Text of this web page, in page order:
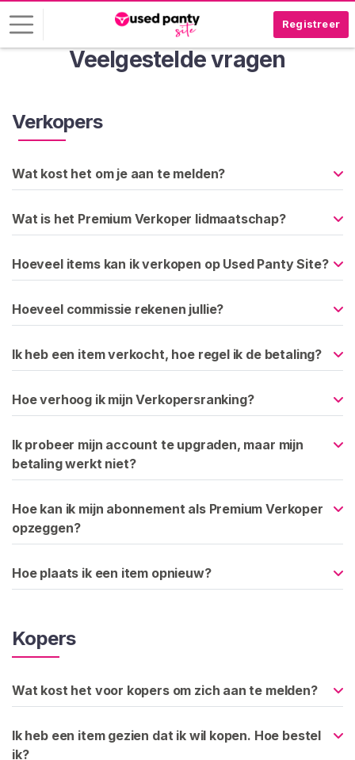
Registreer
Veelgestelde vragen
Verkopers
Wat kost het om je aan te melden?
Wat is het Premium Verkoper lidmaatschap?
Hoeveel items kan ik verkopen op Used Panty Site?
Hoeveel commissie rekenen jullie?
Ik heb een item verkocht, hoe regel ik de betaling?
Hoe verhoog ik mijn Verkopersranking?
Ik probeer mijn account te upgraden, maar mijn
betaling werkt niet?
Hoe kan ik mijn abonnement als Premium Verkoper
opzeggen?
Hoe plaats ik een item opnieuw?
Kopers
Wat kost het voor kopers om zich aan te melden?
Ik heb een item gezien dat ik wil kopen. Hoe bestel
ik?
l
g
e
n
R
A
I
S
R
G
I
T
R
R
E
N
H
m
V
r
p